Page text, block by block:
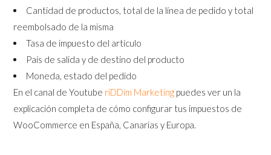
Cantidad de productos, total de la línea de pedido y total
reembolsado de la misma
Tasa de impuesto del artículo
País de salida y de destino del producto
Moneda, estado del pedido
En el canal de Youtube riDDim Marketing puedes ver un la
explicación completa de cómo configurar tus impuestos de
WooCommerce en España, Canarias y Europa.